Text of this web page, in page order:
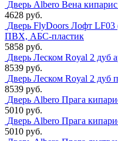
Дверь Albero Вена
4628 руб.
Дверь FlyDoors Лофт LF03
ПВХ, АБС-пластик
5858 руб.
Дверь Леском Royal 2 дуб
8539 руб.
Дверь Леском Royal 2 дуб
8539 руб.
Дверь Albero Прага
5010 руб.
Дверь Albero Прага
5010 руб.